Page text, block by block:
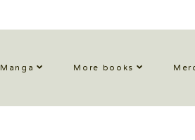
Manga More books